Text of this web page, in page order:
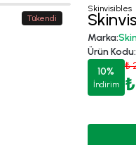
Tükendi
Skinvisibles
Marka:
Ürün Kodu:
10%
İndirim
₺